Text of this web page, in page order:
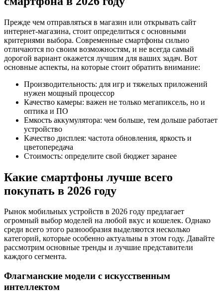
Прежде чем отправляться в магазин или открывать сайт
интернет-магазина, стоит определиться с основными
критериями выбора. Современные смартфоны сильно
отличаются по своим возможностям, и не всегда самый
дорогой вариант окажется лучшим для ваших задач. Вот
основные аспекты, на которые стоит обратить внимание:
Производительность: для игр и тяжелых приложений
нужен мощный процессор
Качество камеры: важен не только мегапиксель, но и
оптика и ПО
Емкость аккумулятора: чем больше, тем дольше работает
устройство
Качество дисплея: частота обновления, яркость и
цветопередача
Стоимость: определите свой бюджет заранее
Какие смартфоны лучше всего
покупать в 2026 году
Рынок мобильных устройств в 2026 году предлагает
огромный выбор моделей на любой вкус и кошелек. Однако
среди всего этого разнообразия выделяются несколько
категорий, которые особенно актуальны в этом году. Давайте
рассмотрим основные тренды и лучшие представители
каждого сегмента.
Флагманские модели с искусственным
интеллектом